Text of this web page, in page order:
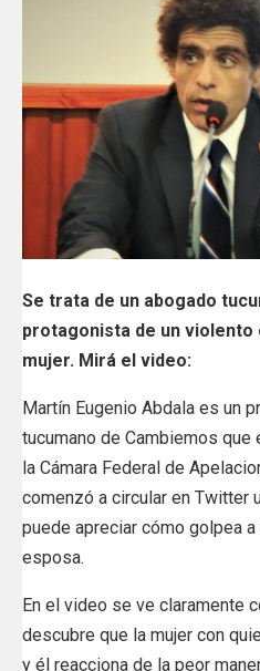
Se trata de un abogado
protagonista de un violento
mujer. Mirá el video:
Martín Eugenio Abdala es un
tucumano de Cambiemos
la Cámara Federal de
comenzó a circular en Twitter
puede apreciar cómo golpea a
esposa.
En el video se ve claramente
descubre que la mujer con
y él reacciona de la peor